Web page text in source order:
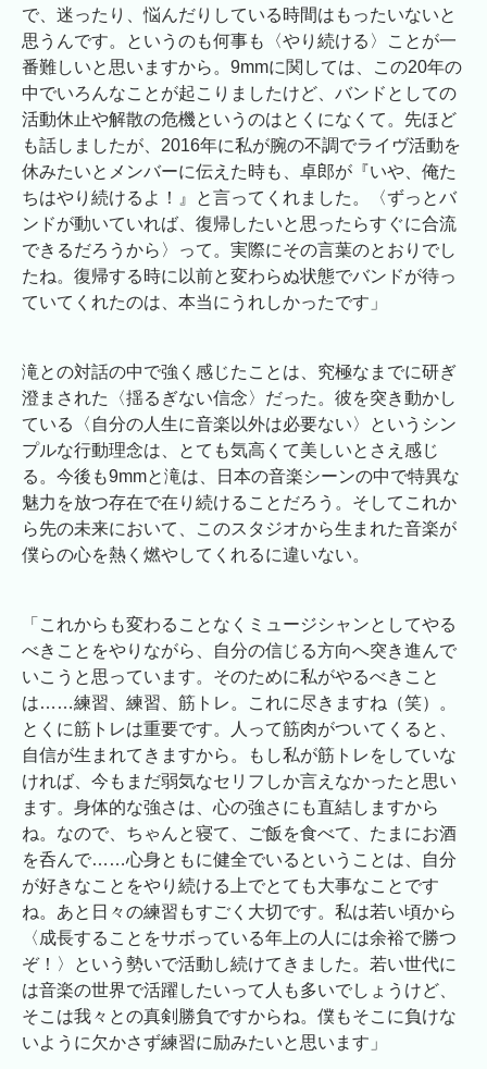
で、迷ったり、悩んだりしている時間はもったいないと
思うんです。というのも何事も〈やり続ける〉ことが一
番難しいと思いますから。9mmに関しては、この20年の
中でいろんなことが起こりましたけど、バンドとしての
活動休止や解散の危機というのはとくになくて。先ほど
も話しましたが、2016年に私が腕の不調でライヴ活動を
休みたいとメンバーに伝えた時も、卓郎が『いや、俺た
ちはやり続けるよ！』と言ってくれました。〈ずっとバ
ンドが動いていれば、復帰したいと思ったらすぐに合流
できるだろうから〉って。実際にその言葉のとおりでし
たね。復帰する時に以前と変わらぬ状態でバンドが待っ
ていてくれたのは、本当にうれしかったです」
滝との対話の中で強く感じたことは、究極なまでに研ぎ
澄まされた〈揺るぎない信念〉だった。彼を突き動かし
ている〈自分の人生に音楽以外は必要ない〉というシン
プルな行動理念は、とても気高くて美しいとさえ感じ
る。今後も9mmと滝は、日本の音楽シーンの中で特異な
魅力を放つ存在で在り続けることだろう。そしてこれか
ら先の未来において、このスタジオから生まれた音楽が
僕らの心を熱く燃やしてくれるに違いない。
「これからも変わることなくミュージシャンとしてやる
べきことをやりながら、自分の信じる方向へ突き進んで
いこうと思っています。そのために私がやるべきこと
は……練習、練習、筋トレ。これに尽きますね（笑）。
とくに筋トレは重要です。人って筋肉がついてくると、
自信が生まれてきますから。もし私が筋トレをしていな
ければ、今もまだ弱気なセリフしか言えなかったと思い
ます。身体的な強さは、心の強さにも直結しますから
ね。なので、ちゃんと寝て、ご飯を食べて、たまにお酒
を呑んで……心身ともに健全でいるということは、自分
が好きなことをやり続ける上でとても大事なことです
ね。あと日々の練習もすごく大切です。私は若い頃から
〈成長することをサボっている年上の人には余裕で勝つ
ぞ！〉という勢いで活動し続けてきました。若い世代に
は音楽の世界で活躍したいって人も多いでしょうけど、
そこは我々との真剣勝負ですからね。僕もそこに負けな
いように欠かさず練習に励みたいと思います」